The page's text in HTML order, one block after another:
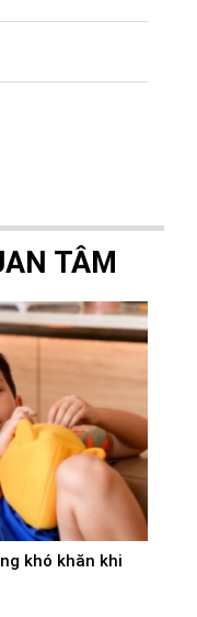
TÂM
khó khăn khi